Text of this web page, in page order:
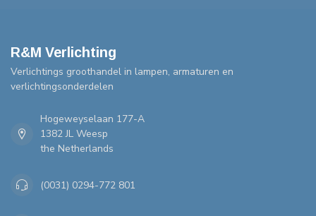
R&M Verlichting
Verlichtings groothandel in lampen, armaturen en
verlichtingsonderdelen
Hogeweyselaan 177-A
1382 JL Weesp
the Netherlands
(0031) 0294-772 801